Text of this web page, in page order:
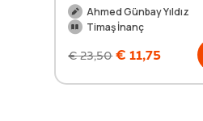
Ahmed Günbay Yıldız
Timaş İnanç
€23,50 € 11,75